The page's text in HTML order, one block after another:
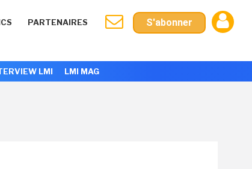
PARTENAIRES S'abonner
LMI LMI MAG